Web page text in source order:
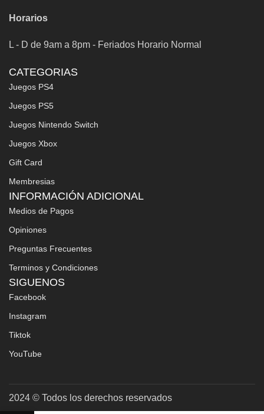
Horarios
L - D de 9am a 8pm - Feriados Horario Normal
CATEGORIAS
Juegos PS4
Juegos PS5
Juegos Nintendo Switch
Juegos Xbox
Gift Card
Membresias
INFORMACIÓN ADICIONAL
Medios de Pagos
Opiniones
Preguntas Frecuentes
Terminos y Condiciones
SIGUENOS
Facebook
Instagram
Tiktok
YouTube
2024 © Todos los derechos reservados